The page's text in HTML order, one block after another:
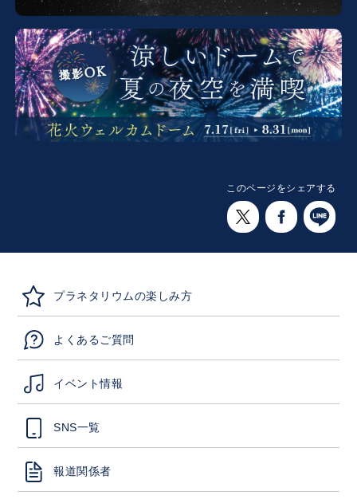
このページをシェアする
プラネタリウムの楽しみ方
よくあるご質問
イベント情報
SNS一覧
報道関係者